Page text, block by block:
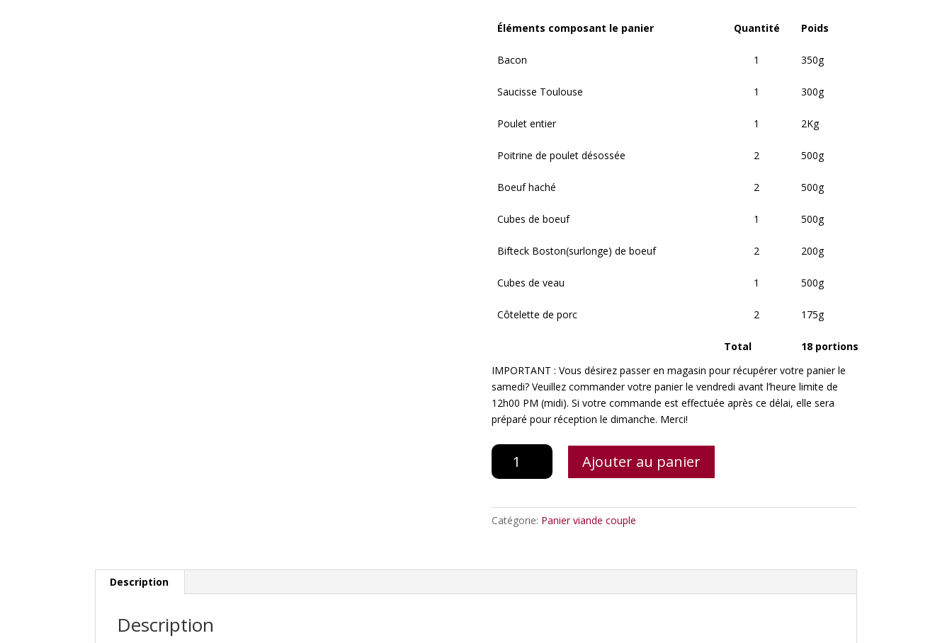
Éléments composant le panier Quantité Poids
Bacon 1 350g
Saucisse Toulouse 1 300g
Poulet entier 1 2Kg
Poitrine de poulet désossée 2 500g
Boeuf haché 2 500g
Cubes de boeuf 1 500g
Bifteck Boston(surlonge) de boeuf 2 200g
Cubes de veau 1 500g
Côtelette de porc 2 175g
Total
18 portions
IMPORTANT : Vous désirez passer en magasin pour récupérer votre panier le
samedi? Veuillez commander votre panier le vendredi avant l’heure limite de
12h00 PM (midi). Si votre commande est effectuée après ce délai, elle sera
préparé pour réception le dimanche. Merci!
quantité
Ajouter au panier
Catégorie: Panier viande couple
Description
Description